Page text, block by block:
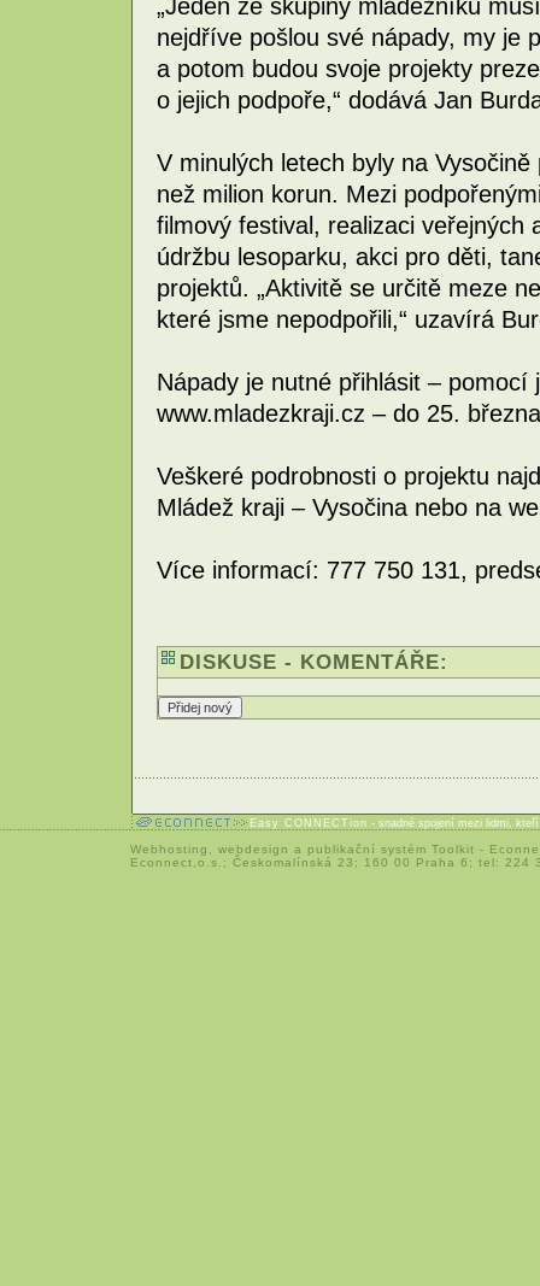
„Jeden ze skupiny mládežníků
nejdříve pošlou své nápady, my je
a potom budou svoje projekty
o jejich podpoře,“ dodává Jan
V minulých letech byly na
než milion korun. Mezi
filmový festival, realizaci veřejných
údržbu lesoparku, akci pro děti,
projektů. „Aktivitě se určitě meze
které jsme nepodpořili,“ uzavírá
Nápady je nutné přihlásit –
www.mladezkraji.cz – do 25.
Veškeré podrobnosti o projektu
Mládež kraji – Vysočina nebo na
Více informací: 777 750 131,
DISKUSE - KOMENTÁŘE:
Easy CONNECTion - snadné spojení mezi lidmi,
Webhosting webdesign a publikační systém Toolkit -
Econnect,o.s.; Českomalínská 23; 160 00 Praha 6; tel: 224